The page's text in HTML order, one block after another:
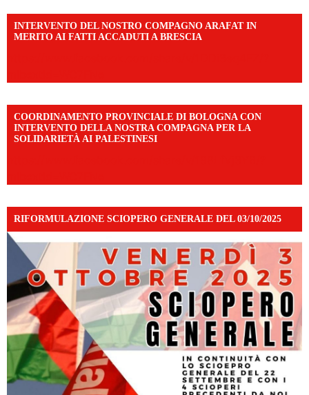
INTERVENTO DEL NOSTRO COMPAGNO ARAFAT IN
MERITO AI FATTI ACCADUTI A BRESCIA
COORDINAMENTO PROVINCIALE DI BOLOGNA CON
INTERVENTO DELLA NOSTRA COMPAGNA PER LA
SOLIDARIETÀ AI PALESTINESI
RIFORMULAZIONE SCIOPERO GENERALE DEL 03/10/2025